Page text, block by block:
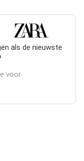
als de nieuwste
voor